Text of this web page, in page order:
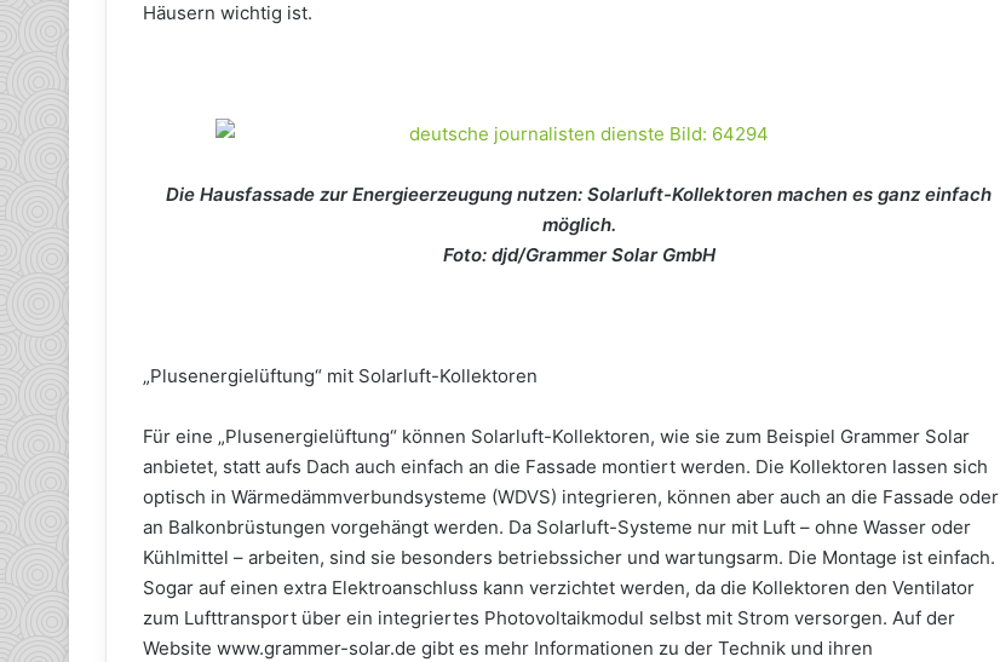
Häusern wichtig ist.
Die Hausfassade zur Energieerzeugung nutzen: Solarluft-Kollektoren machen es ganz einfach
möglich.
Foto: djd/Grammer Solar GmbH
„Plusenergielüftung“ mit Solarluft-Kollektoren
Für eine „Plusenergielüftung“ können Solarluft-Kollektoren, wie sie zum Beispiel Grammer Solar
anbietet, statt aufs Dach auch einfach an die Fassade montiert werden. Die Kollektoren lassen sich
optisch in Wärmedämmverbundsysteme (WDVS) integrieren, können aber auch an die Fassade oder
an Balkonbrüstungen vorgehängt werden. Da Solarluft-Systeme nur mit Luft – ohne Wasser oder
Kühlmittel – arbeiten, sind sie besonders betriebssicher und wartungsarm. Die Montage ist einfach.
Sogar auf einen extra Elektroanschluss kann verzichtet werden, da die Kollektoren den Ventilator
zum Lufttransport über ein integriertes Photovoltaikmodul selbst mit Strom versorgen. Auf der
Website www.grammer-solar.de gibt es mehr Informationen zu der Technik und ihren